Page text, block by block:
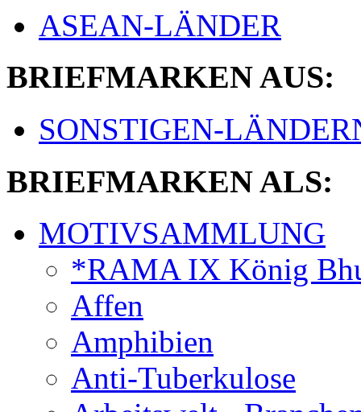
ASEAN-LÄNDER
BRIEFMARKEN AUS:
SONSTIGEN-
BRIEFMARKEN ALS:
MOTIVSAMMLUNG
*RAMA IX König
Affen
Amphibien
Anti-Tuberkulose